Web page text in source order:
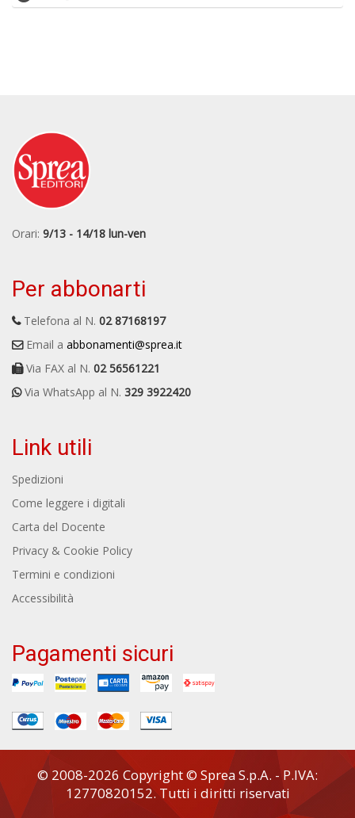
Orari: 9/13 - 14/18 lun-ven
Per abbonarti
Telefona al N. 02 87168197
Email a abbonamenti@sprea.it
Via FAX al N. 02 56561221
Via WhatsApp al N. 329 3922420
Link utili
Spedizioni
Come leggere i digitali
Carta del Docente
Privacy & Cookie Policy
Termini e condizioni
Accessibilità
Pagamenti sicuri
© 2008-2026 Copyright © Sprea S.p.A. - P.IVA:
12770820152. Tutti i diritti riservati